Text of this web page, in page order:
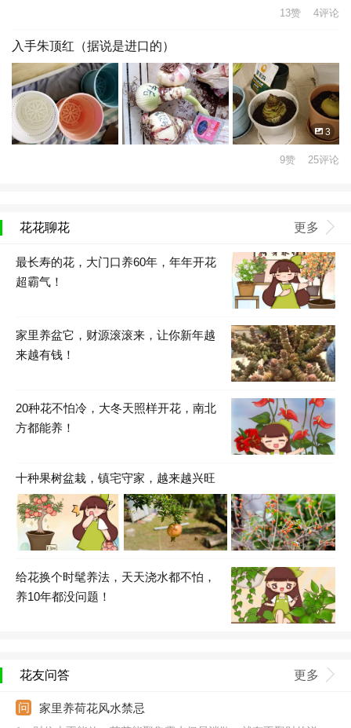
13赞 4评论
入手朱顶红（据说是进口的）
3
9赞 25评论
花花聊花 更多
最长寿的花，大门口养60年，年年开花
超霸气！
家里养盆它，财源滚滚来，让你新年越
来越有钱！
20种花不怕冷，大冬天照样开花，南北
方都能养！
十种果树盆栽，镇宅守家，越来越兴旺
给花换个时髦养法，天天浇水都不怕，
养10年都没问题！
花友问答 更多
家里养荷花风水禁忌